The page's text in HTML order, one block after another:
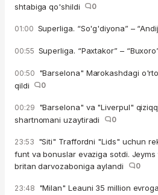
shtabiga qo'shildi
0
01:00 Superliga. “So'g'diyona” –
00:55 Superliga. “Paxtakor” –
00:50 "Barselona" Marokashdagi
qildi
0
00:29 "Barselona" va "Liverpul"
shartnomani uzaytiradi
0
23:53 "Siti" Traffordni "Lids" uchun
funt va bonuslar evaziga sotdi.
britan darvozaboniga aylandi
0
23:48 "Milan" Leauni 35 million